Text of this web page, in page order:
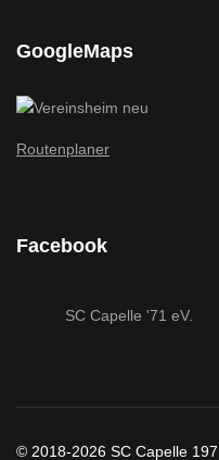
GoogleMaps
Routenplaner
Facebook
SC Capelle '71 eV.
© 2018-2026 SC Capelle